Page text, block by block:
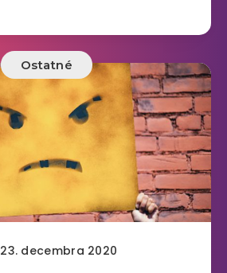
Ostatné
23. decembra 2020